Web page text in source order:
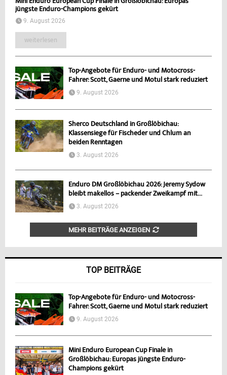
jüngste Enduro-Champions gekürt
9. August 2026
weiterlesen
Top-Angebote für Enduro- und Motocross-
Fahrer: Scott, Gaerne und Motul stark reduziert
9. August 2026
Sherco Deutschland in Großlöbichau:
Klassensiege für Fischeder und Chlum an
beiden Renntagen
3. August 2026
Enduro DM Großlöbichau 2026: Jeremy Sydow
bleibt makellos – packender Zweikampf mit...
3. August 2026
MEHR BEITRÄGE ANZEIGEN
TOP BEITRÄGE
Top-Angebote für Enduro- und Motocross-
Fahrer: Scott, Gaerne und Motul stark reduziert
9. August 2026
Mini Enduro European Cup Finale in
Großlöbichau: Europas jüngste Enduro-
Champions gekürt